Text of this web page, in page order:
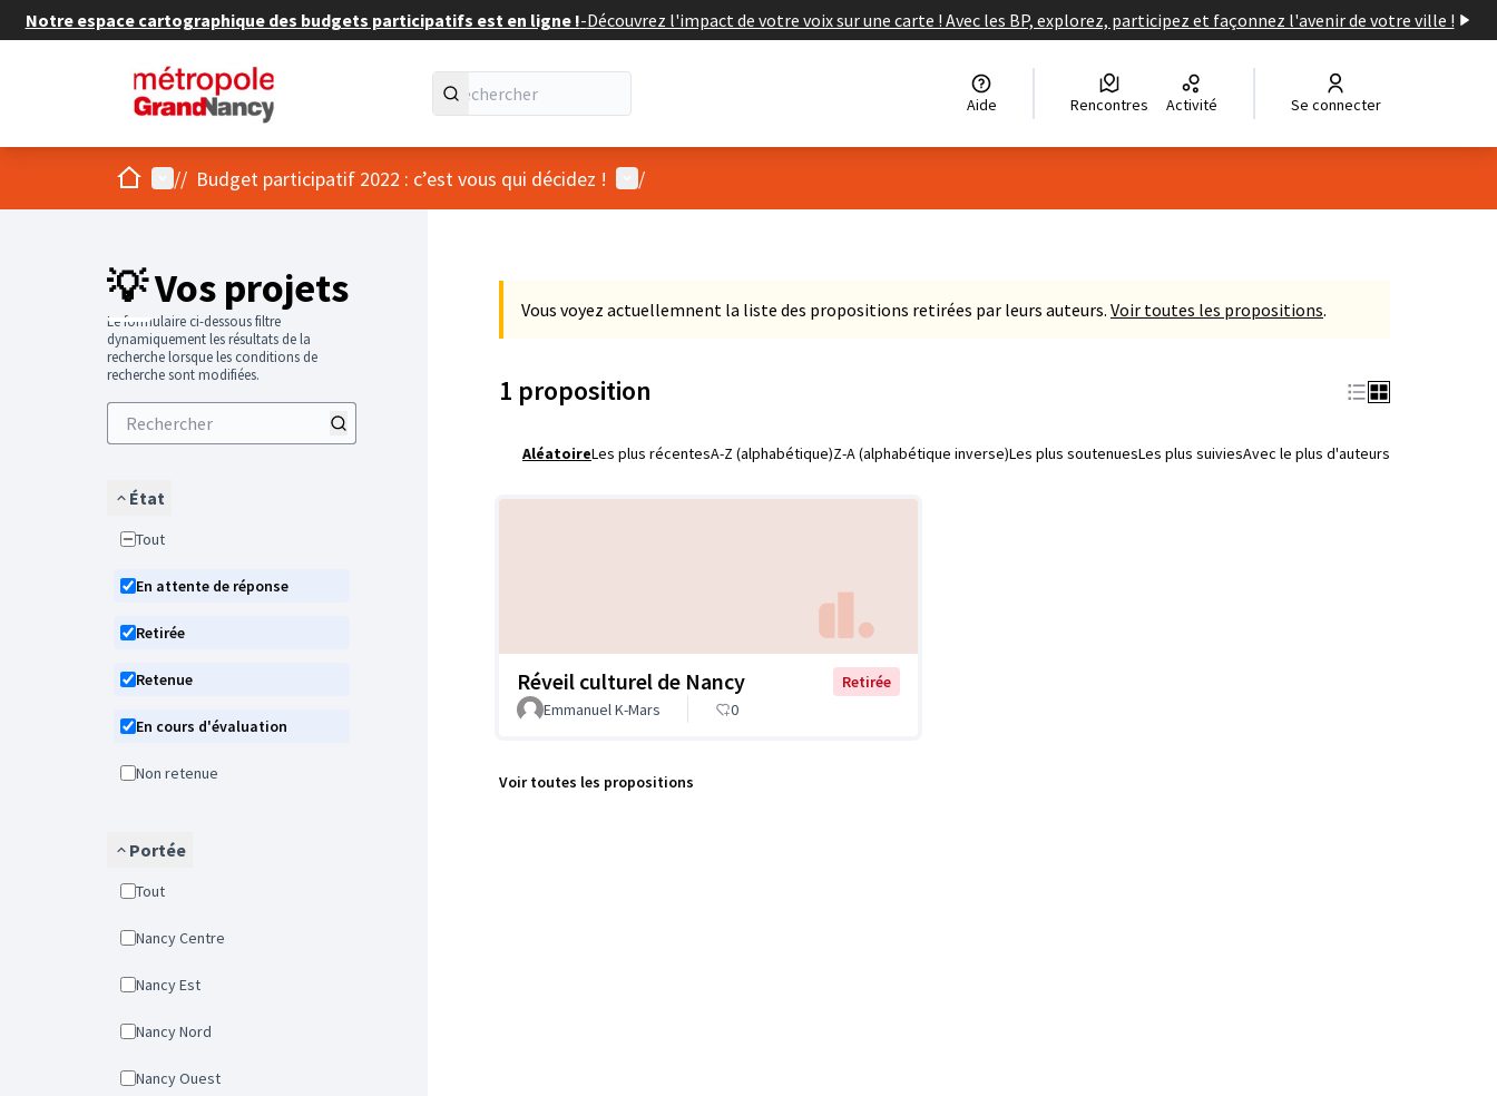
Notre espace cartographique des budgets participatifs est en ligne !-Découvrez l'impact de votre voix sur une carte ! Avec les BP, explorez, participez et façonnez l'avenir de votre ville !
Aide Rencontres Activité Se connecter
AccueilMenu principal
// Budget participatif 2022 : c’est vous qui décidez ! Menu utilisateur
/
💡 Vos projets
Le formulaire ci-dessous filtre
dynamiquement les résultats de la
recherche lorsque les conditions de
recherche sont modifiées.
État
Tout
En attente de réponse
Retirée
Retenue
En cours d'évaluation
Non retenue
Portée
Tout
Nancy Centre
Nancy Est
Nancy Nord
Nancy Ouest
Vous voyez actuellemnent la liste des propositions retirées par leurs auteurs. Voir toutes les propositions.
1 proposition
AléatoireLes plus récentesA-Z (alphabétique)Z-A (alphabétique inverse)Les plus soutenuesLes plus suiviesAvec le plus d'auteurs
Réveil culturel de Nancy
Retirée
Emmanuel K-Mars
0
Voir toutes les propositions